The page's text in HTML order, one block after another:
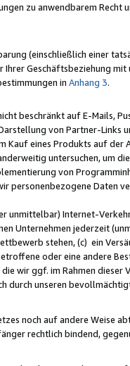
zu anwendbarem Recht
(einschließlich einer
Geschäftsbeziehung mit
in Anhang 3.
beschränkt auf E-Mails,
von Partner-Links
Kauf eines Produkts auf der
untersuchen, um
von
personenbezogene Daten
unmittelbar) Internet-
Unternehmen jederzeit
stehen, (c) ein
oder eine andere
wir ggf. im Rahmen dieser
durch unseren
noch auf andere Weise
rechtlich bindend,